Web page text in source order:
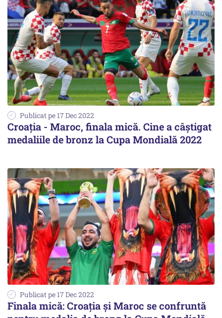
Publicat pe 17 Dec 2022
Croația - Maroc, finala mică. Cine a câștigat
medaliile de bronz la Cupa Mondială 2022
Publicat pe 17 Dec 2022
Finala mică: Croația și Maroc se confruntă